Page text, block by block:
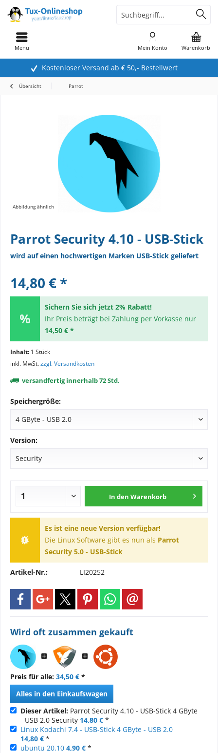
Kostenloser Versand ab € 50,- Bestellwert
Warenkorb
Mein Konto
Menü
Übersicht Parrot
Abbildung ähnlich
Parrot Security 4.10 - USB-Stick
wird auf einen hochwertigen Marken USB-Stick geliefert
14,80 € *
Sichern Sie sich jetzt 2% Rabatt!
Ihr Preis beträgt bei Zahlung per Vorkasse nur
14,50 € *
Inhalt: 1 Stück
inkl. MwSt.zzgl. Versandkosten
versandfertig innerhalb 72 Std.
Speichergröße:
Version:
In den Warenkorb
Es ist eine neue Version verfügbar!
Die Linux Software gibt es nun als Parrot
Security 5.0 - USB-Stick
Artikel-Nr.: LI20252
Wird oft zusammen gekauft
Preis für alle: 34,50 € *
Alles in den Einkaufswagen
Dieser Artikel: Parrot Security 4.10 - USB-Stick 4 GByte
- USB 2.0 Security 14,80 € *
Linux Kodachi 7.4 - USB-Stick 4 GByte - USB 2.0
14,80 € *
ubuntu 20.10 4,90 € *